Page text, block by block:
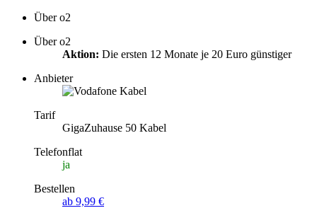
Über o2
Über o2
Aktion: Die ersten 12 Monate je 20 Euro günstiger
Anbieter
Tarif
GigaZuhause 50 Kabel
Telefonflat
ja
Bestellen
ab 9,99 €